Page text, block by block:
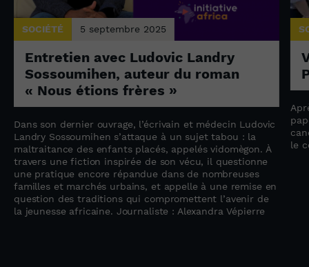
SOCIÉTÉ 5 septembre 2025
Entretien avec Ludovic Landry
Sossoumihen, auteur du roman
« Nous étions frères »
Dans son dernier ouvrage, l’écrivain et médecin Ludovic
Landry Sossoumihen s’attaque à un sujet tabou : la
maltraitance des enfants placés, appelés vidomègon. À
travers une fiction inspirée de son vécu, il questionne
une pratique encore répandue dans de nombreuses
familles et marchés urbains, et appelle à une remise en
question des traditions qui compromettent l’avenir de
la jeunesse africaine. Journaliste : Alexandra Vépierre
le